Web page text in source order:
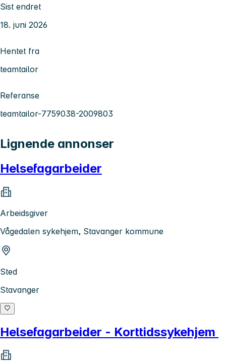
Sist endret
18. juni 2026
Hentet fra
teamtailor
Referanse
teamtailor-7759038-2009803
Lignende annonser
Helsefagarbeider
Arbeidsgiver
Vågedalen sykehjem, Stavanger kommune
Sted
Stavanger
Helsefagarbeider - Korttidssykehjem